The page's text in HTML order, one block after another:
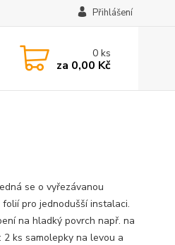
Přihlášení
0ks
za 0,00 Kč
se o vyřezávanou
pro jednodušší instalaci.
na hladký povrch např. na
ks samolepky na levou a